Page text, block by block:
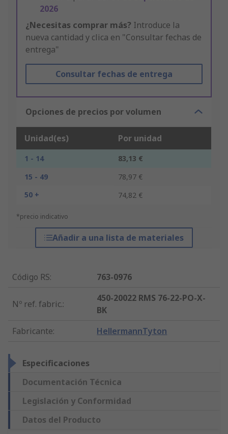
2026
¿Necesitas comprar más? Introduce la
nueva cantidad y clica en "Consultar fechas de
entrega"
Consultar fechas de entrega
Opciones de precios por volumen
Unidad(es) Por unidad
1 - 14
83,13 €
15 - 49
78,97 €
50 +
74,82 €
*precio indicativo
Añadir a una lista de materiales
Código RS: 763-0976
Nº ref. fabric.:
450-20022 RMS 76-22-PO-X-
BK
Fabricante: HellermannTyton
Especificaciones
Documentación Técnica
Legislación y Conformidad
Datos del Producto